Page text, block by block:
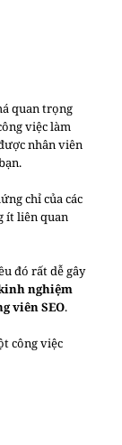
quan trọng
việc làm
nhân viên
chỉ của các
ít liên quan
đó rất dễ gây
nghiệm
viên SEO.
công việc